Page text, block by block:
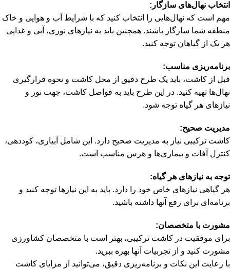
انتخاب نهال‌های سازگار:
مهم است که نهال‌هایی را انتخاب کنید که با شرایط آب و هوایی و خاک
منطقه شما سازگار باشند. همچنین باید به نیازهای نوری، آبی و غذایی
هر یک از گیاهان توجه کنید.
برنامه‌ریزی مناسب:
قبل از کاشت، باید یک طرح دقیق از محل کاشت و نحوه قرارگیری
نهال‌ها تهیه کنید. در این طرح باید به فواصل کاشت، جهت نور و
نیازهای هر گیاه توجه شود.
مدیریت صحیح:
کاشت ترکیبی نیاز به مدیریت صحیح دارد. این شامل آبیاری، کوددهی،
کنترل آفات و بیماری‌ها و هرس مناسب است.
توجه به نیازهای هر گیاه:
هر گیاهی نیازهای خاص خود را دارد. باید به این نیازها توجه کنید و
برنامه‌ای برای رفع آنها داشته باشید.
مشورت با متخصصان:
برای موفقیت در کاشت ترکیبی، بهتر است با متخصصان کشاورزی
مشورت کنید و از تجربیات آنها بهره ببرید.
با رعایت این نکات و برنامه‌ریزی دقیق، می‌توانید از مزایای کاشت